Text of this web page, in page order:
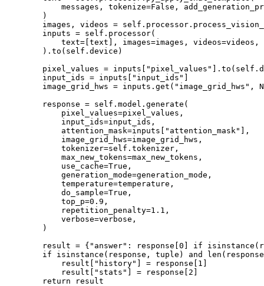
messages, tokenize=False,
        )
images, videos =
        inputs = self.processor(
text=[text], images=images, videos=videos,
        ).to(self.device)
pixel_values =
        input_ids = inputs["input_ids"]
image_grid_hws = inputs.get("image_grid_hws",
        response = self.model.generate(
            pixel_values=pixel_values,
            input_ids=input_ids,
            attention_mask=inputs["attention_mask"],
            image_grid_hws=image_grid_hws,
            tokenizer=self.tokenizer,
            max_new_tokens=max_new_tokens,
            use_cache=True,
            generation_mode=generation_mode,
            temperature=temperature,
            do_sample=True,
            top_p=0.9,
            repetition_penalty=1.1,
            verbose=verbose,
        )
result = {"answer": response[0] if
if isinstance(response, tuple) and
            result["history"] = response[1]
            result["stats"] = response[2]
        return result